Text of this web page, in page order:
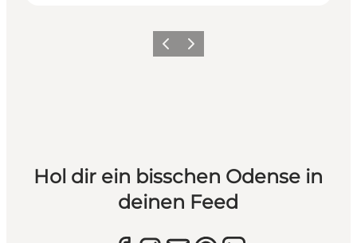
ZurückWeiter
Hol dir ein bisschen Odense in
deinen Feed